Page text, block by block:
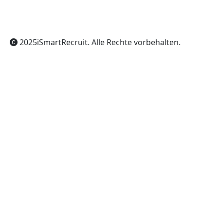
2025iSmartRecruit. Alle Rechte vorbehalten.